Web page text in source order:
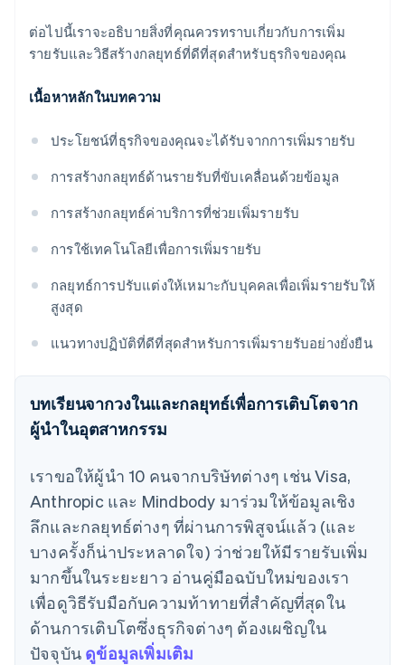
ต่อไปนี้เราจะอธิบายสิ่งที่คุณควรทราบเกี่ยวกับการเพิ่ม
รายรับและวิธีสร้างกลยุทธ์ที่ดีที่สุดสําหรับธุรกิจของคุณ
เนื้อหาหลักในบทความ
ประโยชน์ที่ธุรกิจของคุณจะได้รับจากการเพิ่มรายรับ
การสร้างกลยุทธ์ด้านรายรับที่ขับเคลื่อนด้วยข้อมูล
การสร้างกลยุทธ์ค่าบริการที่ช่วยเพิ่มรายรับ
การใช้เทคโนโลยีเพื่อการเพิ่มรายรับ
กลยุทธ์การปรับแต่งให้เหมาะกับบุคคลเพื่อเพิ่มรายรับให้
สูงสุด
แนวทางปฏิบัติที่ดีที่สุดสําหรับการเพิ่มรายรับอย่างยั่งยืน
บทเรียนจากวงในและกลยุทธ์เพื่อการเติบโตจาก
ผู้นำในอุตสาหกรรม
เราขอให้ผู้นำ 10 คนจากบริษัทต่างๆ เช่น Visa,
Anthropic และ Mindbody มาร่วมให้ข้อมูลเชิง
ลึกและกลยุทธ์ต่างๆ ที่ผ่านการพิสูจน์แล้ว (และ
บางครั้งก็น่าประหลาดใจ) ว่าช่วยให้มีรายรับเพิ่ม
มากขึ้นในระยะยาว อ่านคู่มือฉบับใหม่ของเรา
เพื่อดูวิธีรับมือกับความท้าทายที่สำคัญที่สุดใน
ด้านการเติบโตซึ่งธุรกิจต่างๆ ต้องเผชิญใน
ปัจจุบัน ดูข้อมูลเพิ่มเติม